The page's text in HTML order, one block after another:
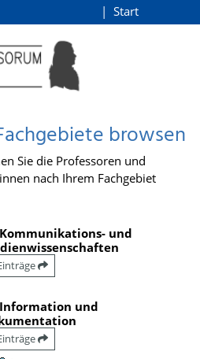
Start
browsen
Sie die Professoren und
nach Ihrem Fachgebiet
und
und